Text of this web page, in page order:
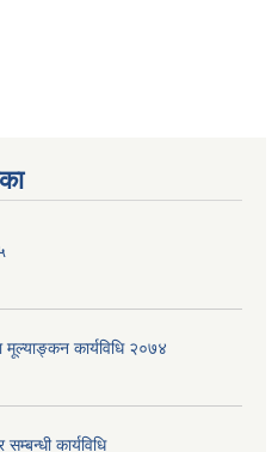
मूल्याङ्कन कार्यविधि ‍‍२०७४
कार्यविधि